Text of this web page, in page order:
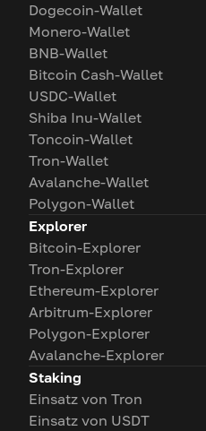
Dogecoin-Wallet
Monero-Wallet
BNB-Wallet
Bitcoin Cash-Wallet
USDC-Wallet
Shiba Inu-Wallet
Toncoin-Wallet
Tron-Wallet
Avalanche-Wallet
Polygon-Wallet
Explorer
Bitcoin-Explorer
Tron-Explorer
Ethereum-Explorer
Arbitrum-Explorer
Polygon-Explorer
Avalanche-Explorer
Staking
Einsatz von Tron
Einsatz von USDT